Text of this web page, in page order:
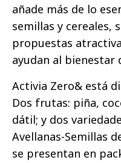
añade más de lo
semillas y cereales,
propuestas
ayudan al bienestar
Activia Zero& está
Dos frutas: piña,
dátil; y dos
Avellanas-Semillas
se presentan en